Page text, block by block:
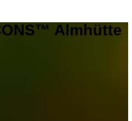
Almhütte